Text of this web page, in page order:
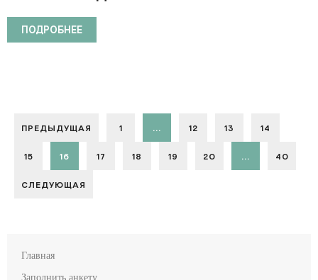
ПОДРОБНЕЕ
ПРЕДЫДУЩАЯ 1 ... 12 13 14
15 16 17 18 19 20 ... 40
СЛЕДУЮЩАЯ
Главная
Заполнить анкету